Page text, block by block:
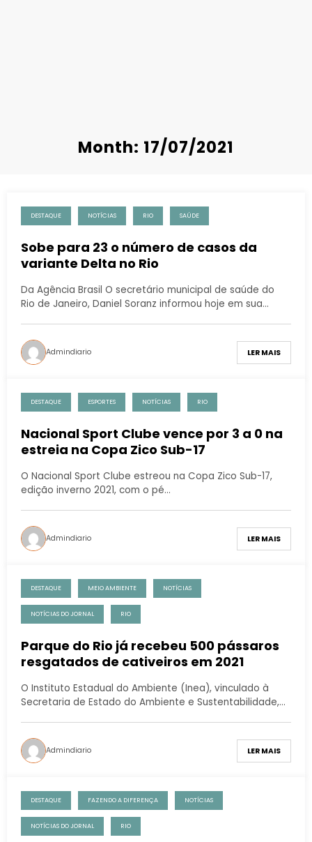
Month: 17/07/2021
DESTAQUE NOTÍCIAS RIO SAÚDE
Sobe para 23 o número de casos da
variante Delta no Rio
Da Agência Brasil O secretário municipal de saúde do
Rio de Janeiro, Daniel Soranz informou hoje em sua…
Admindiario LER MAIS
DESTAQUE ESPORTES NOTÍCIAS RIO
Nacional Sport Clube vence por 3 a 0 na
estreia na Copa Zico Sub-17
O Nacional Sport Clube estreou na Copa Zico Sub-17,
edição inverno 2021, com o pé…
Admindiario LER MAIS
DESTAQUE MEIO AMBIENTE NOTÍCIAS
NOTÍCIAS DO JORNAL RIO
Parque do Rio já recebeu 500 pássaros
resgatados de cativeiros em 2021
O Instituto Estadual do Ambiente (Inea), vinculado à
Secretaria de Estado do Ambiente e Sustentabilidade,…
Admindiario LER MAIS
DESTAQUE FAZENDO A DIFERENÇA NOTÍCIAS
NOTÍCIAS DO JORNAL RIO